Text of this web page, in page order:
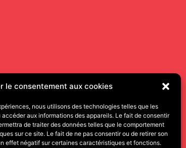
le consentement aux cookies
nous utilisons des technologies telles que les
aux informations des appareils. Le fait de consentir
de traiter des données telles que le comportement
sur ce site. Le fait de ne pas consentir ou de retirer son
effet négatif sur certaines caractéristiques et fonctions.